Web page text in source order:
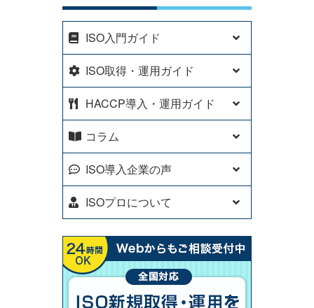
ISO入門ガイド
ISO取得・運用ガイド
HACCP導入・運用ガイド
コラム
ISO導入企業の声
ISOプロについて